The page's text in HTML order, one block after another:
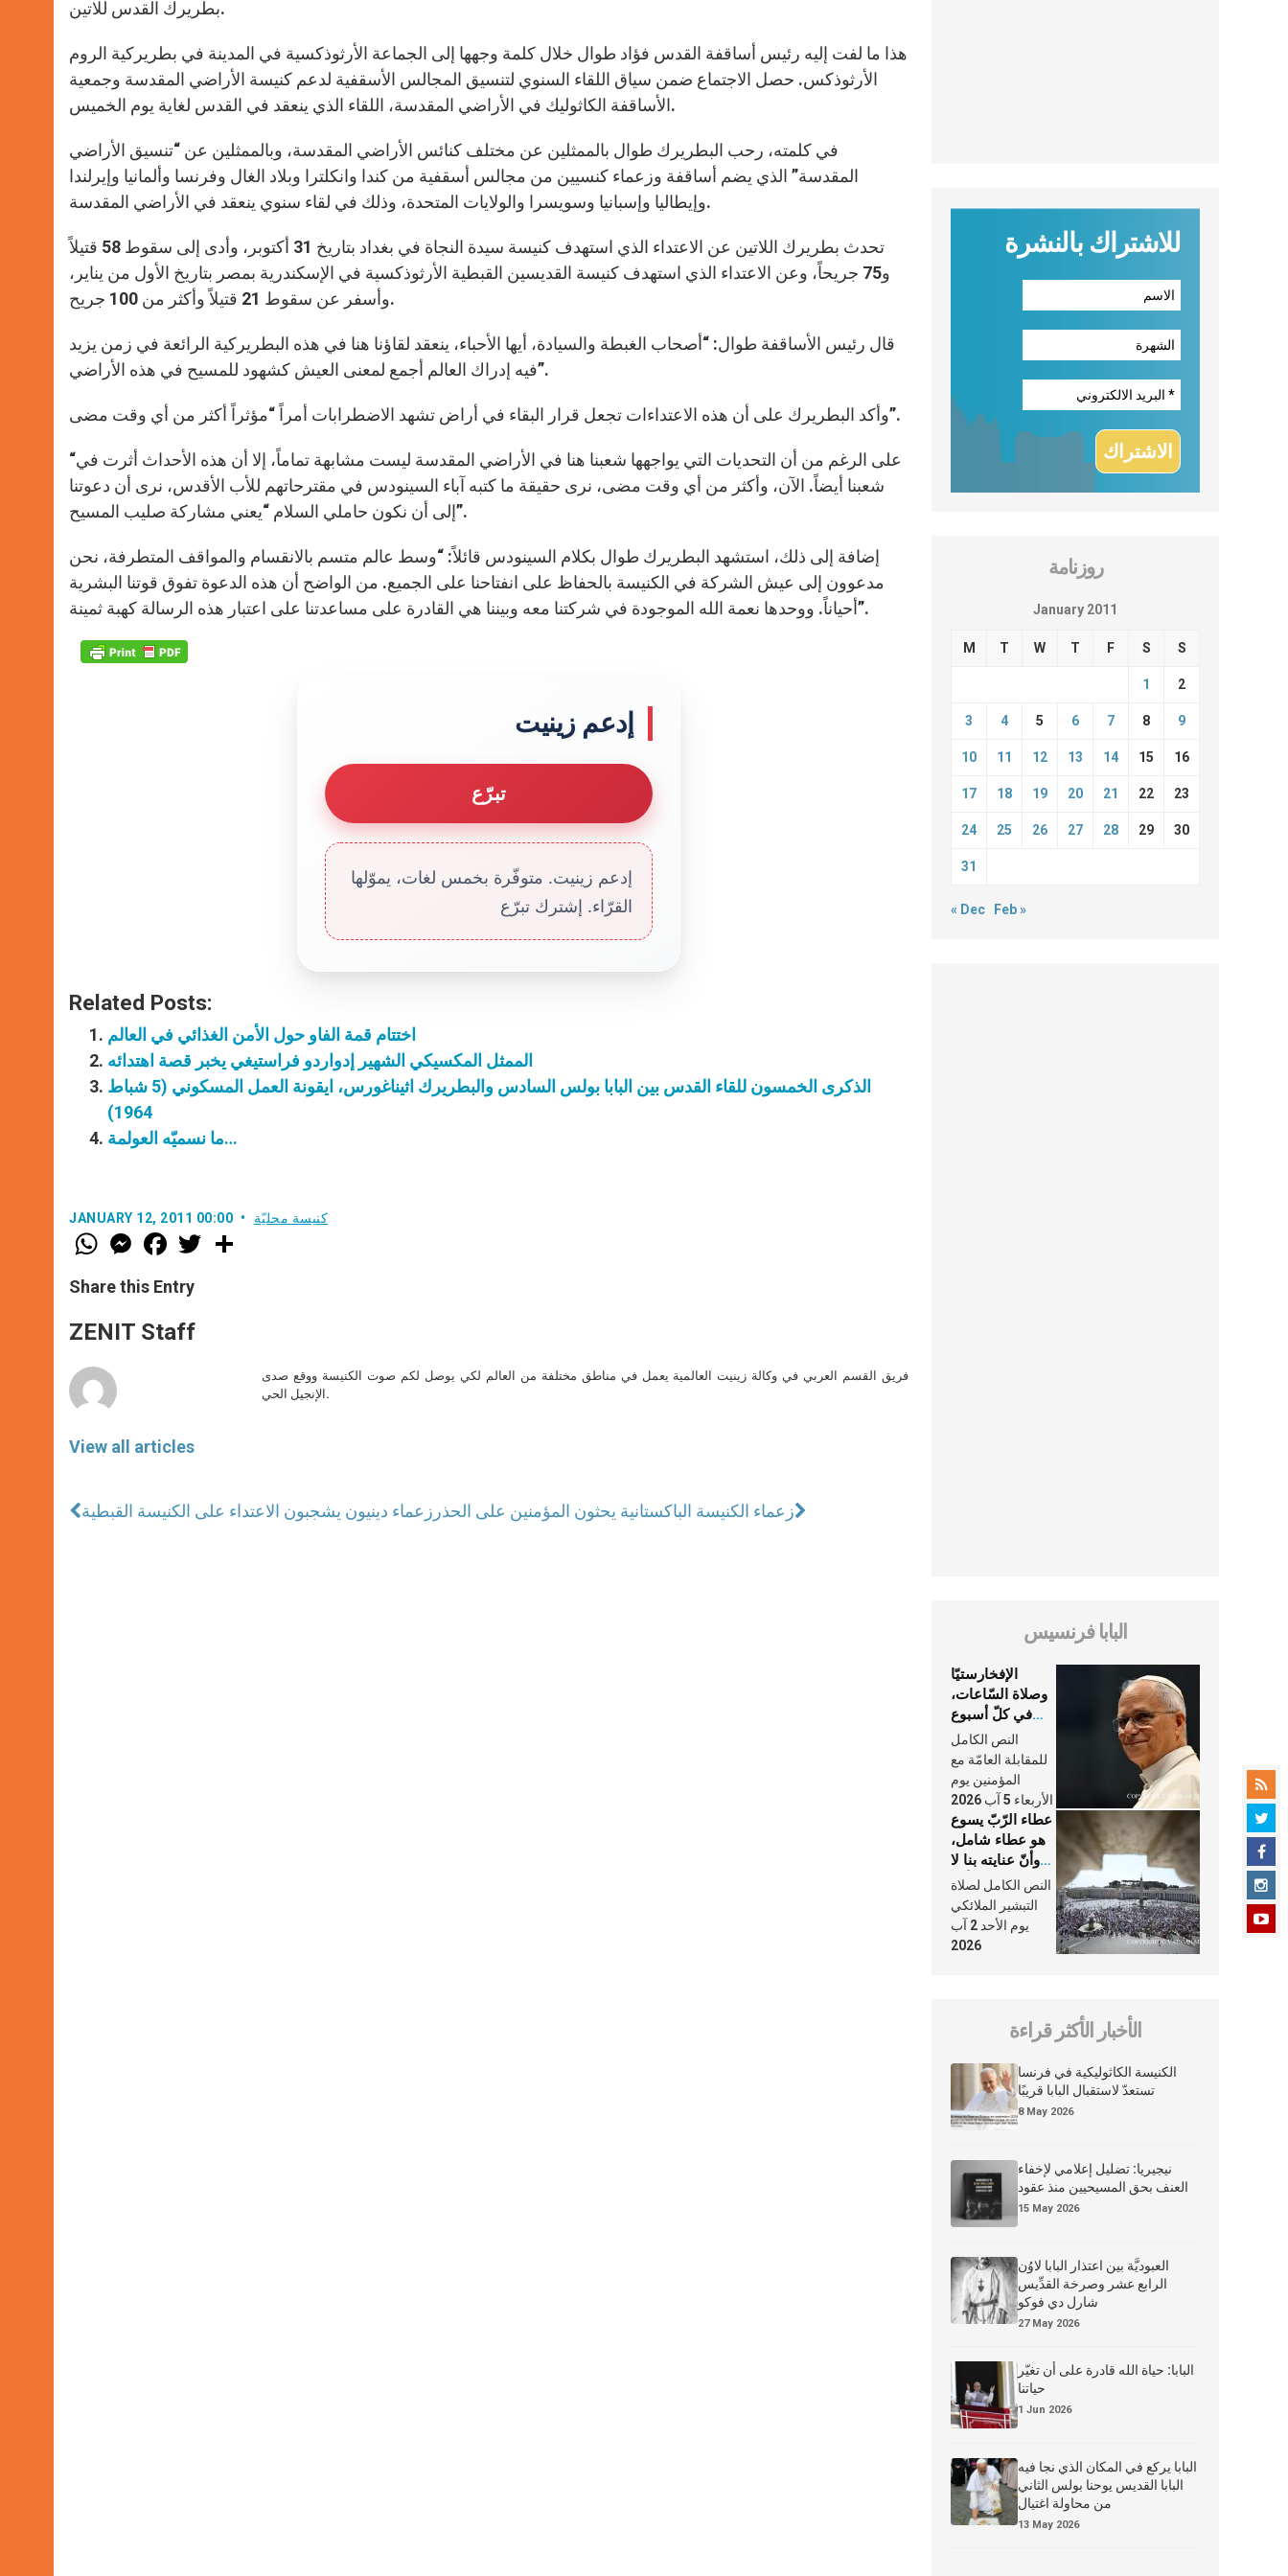
بطريرك القدس للاتين.
هذا ما لفت إليه رئيس أساقفة القدس فؤاد طوال خلال كلمة وجهها إلى الجماعة الأرثوذكسية في المدينة في بطريركية الروم
الأرثوذكس. حصل الاجتماع ضمن سياق اللقاء السنوي لتنسيق المجالس الأسقفية لدعم كنيسة الأراضي المقدسة وجمعية
الأساقفة الكاثوليك في الأراضي المقدسة، اللقاء الذي ينعقد في القدس لغاية يوم الخميس.
في كلمته، رحب البطريرك طوال بالممثلين عن مختلف كنائس الأراضي المقدسة، وبالممثلين عن “تنسيق الأراضي
المقدسة” الذي يضم أساقفة وزعماء كنسيين من مجالس أسقفية من كندا وانكلترا وبلاد الغال وفرنسا وألمانيا وإيرلندا
وإيطاليا وإسبانيا وسويسرا والولايات المتحدة، وذلك في لقاء سنوي ينعقد في الأراضي المقدسة.
تحدث بطريرك اللاتين عن الاعتداء الذي استهدف كنيسة سيدة النجاة في بغداد بتاريخ 31 أكتوبر، وأدى إلى سقوط 58 قتيلاً
و75 جريحاً، وعن الاعتداء الذي استهدف كنيسة القديسين القبطية الأرثوذكسية في الإسكندرية بمصر بتاريخ الأول من يناير،
وأسفر عن سقوط 21 قتيلاً وأكثر من 100 جريح.
قال رئيس الأساقفة طوال: “أصحاب الغبطة والسيادة، أيها الأحباء، ينعقد لقاؤنا هنا في هذه البطريركية الرائعة في زمن يزيد
فيه إدراك العالم أجمع لمعنى العيش كشهود للمسيح في هذه الأراضي”.
وأكد البطريرك على أن هذه الاعتداءات تجعل قرار البقاء في أراض تشهد الاضطرابات أمراً “مؤثراً أكثر من أي وقت مضى”.
“على الرغم من أن التحديات التي يواجهها شعبنا هنا في الأراضي المقدسة ليست مشابهة تماماً، إلا أن هذه الأحداث أثرت في
شعبنا أيضاً. الآن، وأكثر من أي وقت مضى، نرى حقيقة ما كتبه آباء السينودس في مقترحاتهم للأب الأقدس، نرى أن دعوتنا
إلى أن نكون حاملي السلام “يعني مشاركة صليب المسيح”.
إضافة إلى ذلك، استشهد البطريرك طوال بكلام السينودس قائلاً: “وسط عالم متسم بالانقسام والمواقف المتطرفة، نحن
مدعوون إلى عيش الشركة في الكنيسة بالحفاظ على انفتاحنا على الجميع. من الواضح أن هذه الدعوة تفوق قوتنا البشرية
أحياناً. ووحدها نعمة الله الموجودة في شركتنا معه وبيننا هي القادرة على مساعدتنا على اعتبار هذه الرسالة كهبة ثمينة”.
إدعم زينيت
تبرّع
إدعم زينيت. متوفّرة بخمس لغات، يموّلها
القرّاء. إشترك تبرّع
Related Posts:
اختتام قمة الفاو حول الأمن الغذائي في العالم
الممثل المكسيكي الشهير إدواردو فراستيغي يخبر قصة اهتدائه
الذكرى الخمسون للقاء القدس بين البابا بولس السادس والبطريرك اثيناغورس، ايقونة العمل المسكوني (5 شباط
1964)
ما نسميّه العولمة…
JANUARY 12, 2011 00:00 كنيسة محليّة
W
h
t
s
p
p
M
e
s
e
g
e
F
a
e
b
o
k
w
Share this Entry
ZENIT Staff
View all articles
فريق القسم العربي في وكالة زينيت العالمية يعمل في مناطق مختلفة من العالم لكي يوصل لكم صوت الكنيسة ووقع صدى
الإنجيل الحي.
زعماء دينيون يشجبون الاعتداء على الكنيسة القبطية زعماء الكنيسة الباكستانية يحثون المؤمنين على الحذر
للاشتراك بالنشرة
روزنامة
January 2011
M T W T F S S
1 2
3 4 5 6 7 8 9
10 11 12 13 14 15 16
17 18 19 20 21 22 23
24 25 26 27 28 29 30
31
« Dec Feb »
البابا فرنسيس
الإفخارستيّا
وصلاة السّاعات،
في كلّ أسبوع
وكلّ يوم، هما
النَّفَس في حياة
الكنيسة
النص الكامل
للمقابلة العامّة مع
المؤمنين يوم
الأربعاء 5 آب 2026
عطاء الرّبّ يسوع
هو عطاء شامل،
وأنّ عنايته بنا لا
تغيب عنّا أبدًا
النص الكامل لصلاة
التبشير الملائكي
يوم الأحد 2 آب
2026
الأخبار الأكثر قراءة
الكنيسة الكاثوليكية في فرنسا
تستعدّ لاستقبال البابا قريبًا
8 May 2026
نيجيريا: تضليل إعلامي لإخفاء
العنف بحق المسيحيين منذ عقود
15 May 2026
العبوديَّة بين اعتذار البابا لاوُن
الرابع عشر وصرخة القدِّيس
شارل دي فوكو
27 May 2026
البابا: حياة الله قادرة على أن تغيّر
حياتنا
1 Jun 2026
البابا يركع في المكان الذي نجا فيه
البابا القديس يوحنا بولس الثاني
من محاولة اغتيال
13 May 2026